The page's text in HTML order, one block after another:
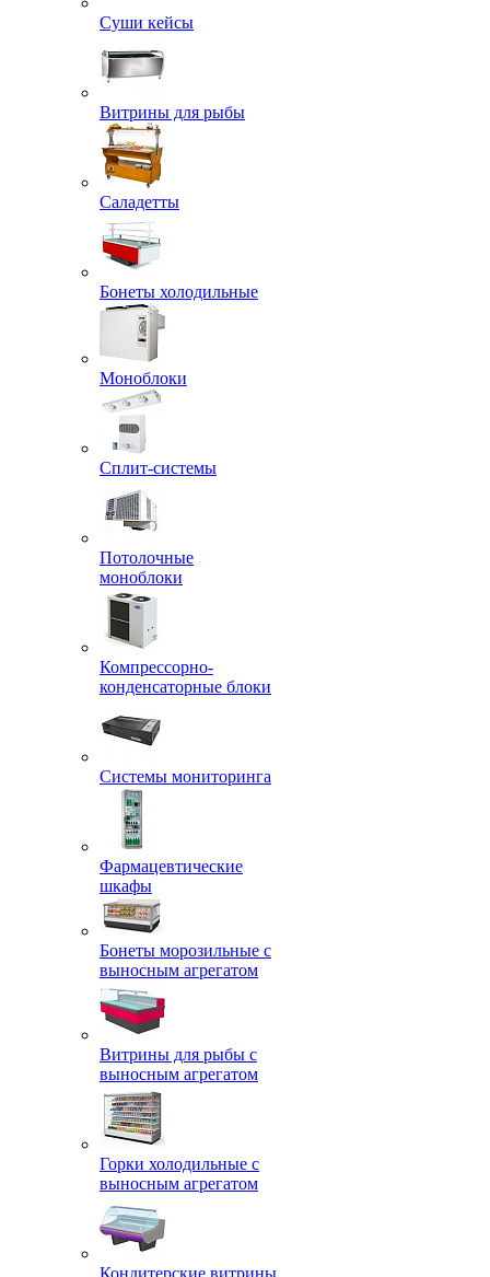
Суши кейсы
Витрины для рыбы
Саладетты
Бонеты холодильные
Моноблоки
Сплит-системы
Потолочные
моноблоки
Компрессорно-
конденсаторные блоки
Системы мониторинга
Фармацевтические
шкафы
Бонеты морозильные с
выносным агрегатом
Витрины для рыбы с
выносным агрегатом
Горки холодильные с
выносным агрегатом
Кондитерские витрины